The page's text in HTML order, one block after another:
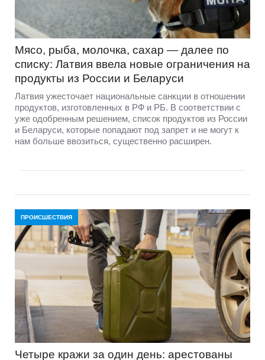
Мясо, рыба, молочка, сахар — далее по
списку: Латвия ввела новые ограничения на
продукты из России и Беларуси
Латвия ужесточает национальные санкции в отношении
продуктов, изготовленных в РФ и РБ. В соответствии с
уже одобренным решением, список продуктов из России
и Беларуси, которые попадают под запрет и не могут к
нам больше ввозиться, существенно расширен.
ПРОИСШЕСТВИЯ
Четыре кражи за один день: арестованы